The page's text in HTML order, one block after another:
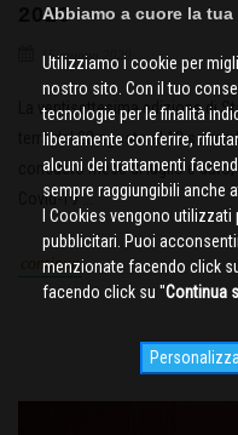
2020
15 giugno 2020
La ventisettesima edizione di
terrà dal 28 agosto al 13
consueto mese di luglio è
Covid-19 ...
continua
Abbiamo a cuore la
Utilizziamo i cookie per
nostro sito. Con il tuo
tecnologie per le finalità
liberamente conferire,
alcuni dei trattamenti
sempre raggiungibili anche
I Cookies vengono
pubblicitari. Puoi
menzionate facendo click
facendo click su ''Continua
Personalizza